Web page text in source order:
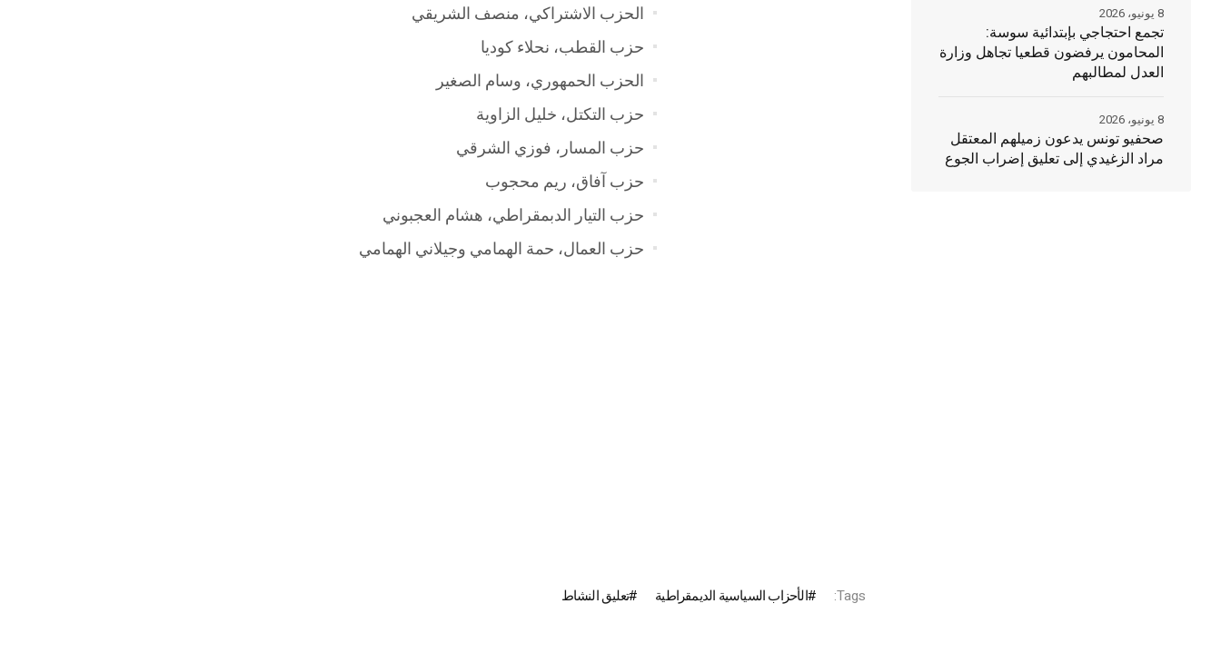
الحزب الاشتراكي، منصف الشريقي
حزب القطب، نحلاء كوديا
الحزب الحمهوري، وسام الصغير
حزب التكتل، خليل الزاوية
حزب المسار، فوزي الشرقي
حزب آفاق، ريم محجوب
حزب التيار الدبمقراطي، هشام العجبوني
حزب العمال، حمة الهمامي وجيلاني الهمامي
Tags: الأحزاب السياسية الديمقراطية تعليق النشاط
تجمع احتجاجي بإبتدائية سوسة:
المحامون يرفضون قطعيا تجاهل وزارة
العدل لمطالبهم
8 يونيو، 2026
صحفيو تونس يدعون زميلهم المعتقل
مراد الزغيدي إلى تعليق إضراب الجوع
8 يونيو، 2026